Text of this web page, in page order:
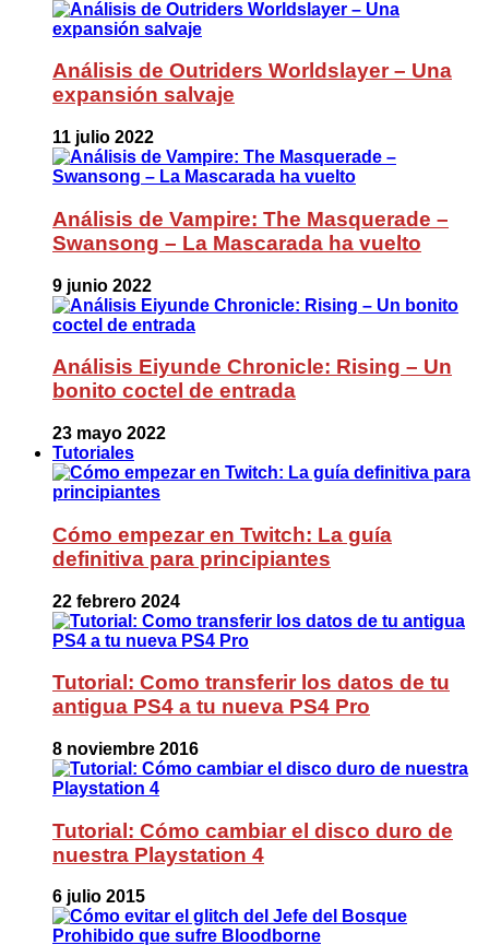
Análisis de Outriders Worldslayer – Una
expansión salvaje
11 julio 2022
Análisis de Vampire: The Masquerade –
Swansong – La Mascarada ha vuelto
9 junio 2022
Análisis Eiyunde Chronicle: Rising – Un
bonito coctel de entrada
23 mayo 2022
Tutoriales
Cómo empezar en Twitch: La guía
definitiva para principiantes
22 febrero 2024
Tutorial: Como transferir los datos de tu
antigua PS4 a tu nueva PS4 Pro
8 noviembre 2016
Tutorial: Cómo cambiar el disco duro de
nuestra Playstation 4
6 julio 2015